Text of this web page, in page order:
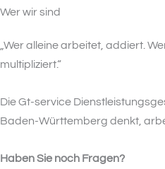
Wer wir sind
„Wer alleine arbeitet, addiert.
multipliziert.“
Die Gt-service
Baden-Württemberg denkt,
Haben Sie noch Fragen?